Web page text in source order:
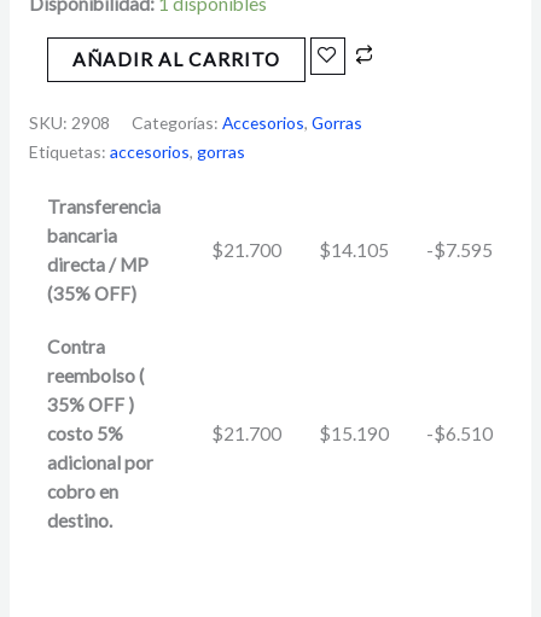
AÑADIR AL CARRITO
SKU: 2908 Categorías: Accesorios, Gorras
Etiquetas: accesorios, gorras
Transferencia
bancaria
directa / MP
(35% OFF)
$21.700 $14.105 -$7.595
Contra
reembolso (
35% OFF )
costo 5%
adicional por
cobro en
destino.
$21.700 $15.190 -$6.510